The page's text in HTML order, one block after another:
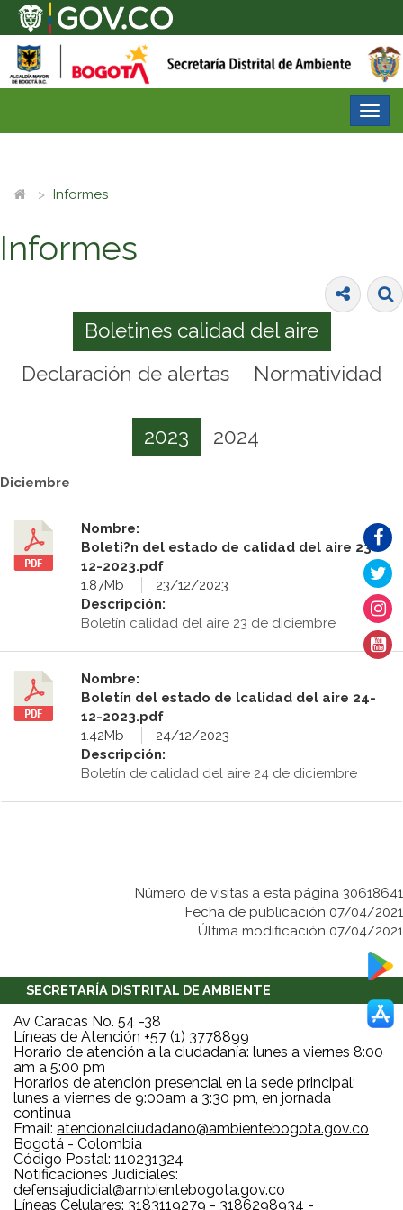
Informes
Informes
Boletines calidad del aire
Declaración de alertas
Normatividad
2023 2024
Diciembre
Nombre:
Boleti?n del estado de calidad del aire 23-
12-2023.pdf
1.87Mb
23/12/2023
Descripción:
Boletín calidad del aire 23 de diciembre
Nombre:
Boletín del estado de lcalidad del aire 24-
12-2023.pdf
1.42Mb
24/12/2023
Descripción:
Boletín de calidad del aire 24 de diciembre
Número de visitas a esta página 30618641
Fecha de publicación 07/04/2021
Última modificación 07/04/2021
SECRETARÍA DISTRITAL DE AMBIENTE
Av Caracas No. 54 -38
Líneas de Atención +57 (1) 3778899
Horario de atención a la ciudadanía: lunes a viernes 8:00
am a 5:00 pm
Horarios de atención presencial en la sede principal:
lunes a viernes de 9:00am a 3:30 pm, en jornada
continua
Email: atencionalciudadano@ambientebogota.gov.co
Bogotá - Colombia
Código Postal: 110231324
Notificaciones Judiciales:
defensajudicial@ambientebogota.gov.co
Líneas Celulares: 3183119279 - 3186298934 -